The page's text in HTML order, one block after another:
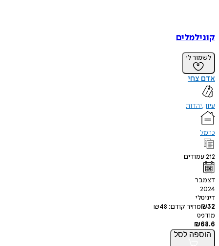
קונילמלים
לשמור לי
אדם צחי
עיון יהדות
כרמל
212עמודים
דצמבר
2024
דיגיטלי
₪32 מחיר קודם: ₪48
מודפס
₪68.6
הוספה לסל